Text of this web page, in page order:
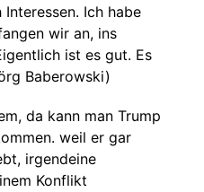
Ich habe
wir an, ins
ist es gut. Es
Baberowski)
da kann man Trump
weil er gar
irgendeine
Konflikt